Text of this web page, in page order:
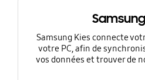
Samsung Kies connecte
votre PC, afin de
vos données et trouver de